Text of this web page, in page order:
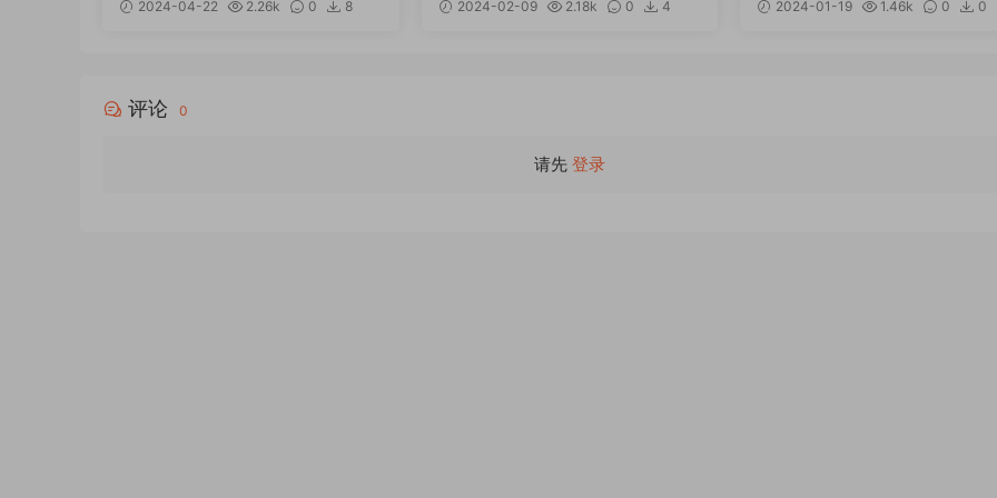
2024-04-22 2.26k 0
8
2024-02-09 2.18k 0
4
2024-01-19 1.46k 0 0
评论 0
请先 登录